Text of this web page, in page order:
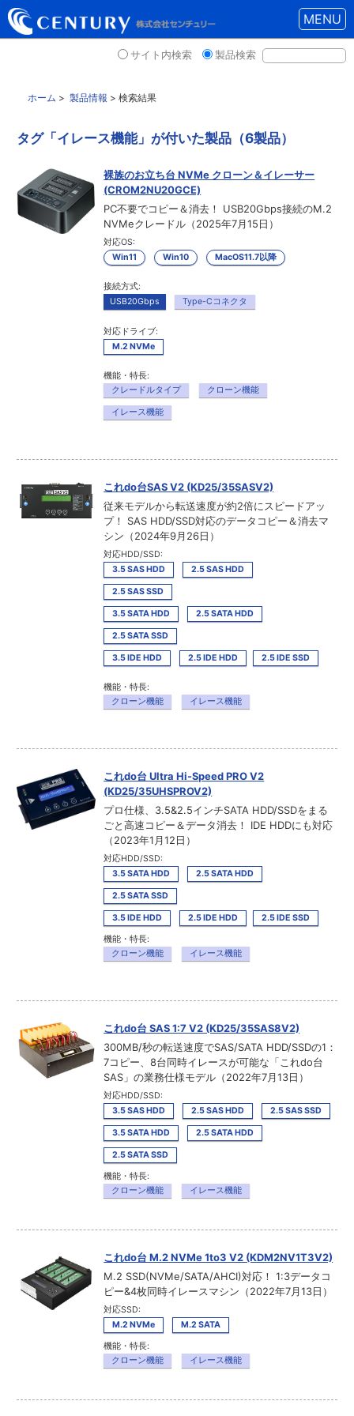
MENU
サイト内検索 製品検索
ホーム > 製品情報 > 検索結果
タグ「イレース機能」が付いた製品（6製品）
裸族のお立ち台 NVMe クローン＆イレーサー
(CROM2NU20GCE)
PC不要でコピー＆消去！ USB20Gbps接続のM.2
NVMeクレードル（2025年7月15日）
対応OS:
Win11
Win10 MacOS11.7以降
接続方式:
USB20Gbps
Type-Cコネクタ
対応ドライブ:
M.2 NVMe
機能・特長:
クレードルタイプ
クローン機能
イレース機能
これdo台SAS V2 (KD25/35SASV2)
従来モデルから転送速度が約2倍にスピードアッ
プ！ SAS HDD/SSD対応のデータコピー＆消去マ
シン（2024年9月26日）
対応HDD/SSD:
3.5 SAS HDD
2.5 SAS HDD
2.5 SAS SSD
3.5 SATA HDD 2.5 SATA HDD
2.5 SATA SSD
3.5 IDE HDD 2.5 IDE HDD 2.5 IDE SSD
機能・特長:
クローン機能
イレース機能
これdo台 Ultra Hi-Speed PRO V2
(KD25/35UHSPROV2)
プロ仕様、3.5&2.5インチSATA HDD/SSDをまる
ごと高速コピー＆データ消去！ IDE HDDにも対応
（2023年1月12日）
対応HDD/SSD:
3.5 SATA HDD
2.5 SATA HDD
2.5 SATA SSD
3.5 IDE HDD 2.5 IDE HDD 2.5 IDE SSD
機能・特長:
クローン機能
イレース機能
これdo台 SAS 1:7 V2 (KD25/35SAS8V2)
300MB/秒の転送速度でSAS/SATA HDD/SSDの1：
7コピー、8台同時イレースが可能な「これdo台
SAS」の業務仕様モデル（2022年7月13日）
対応HDD/SSD:
3.5 SAS HDD
2.5 SAS HDD 2.5 SAS SSD
3.5 SATA HDD 2.5 SATA HDD
2.5 SATA SSD
機能・特長:
クローン機能
イレース機能
これdo台 M.2 NVMe 1to3 V2 (KDM2NV1T3V2)
M.2 SSD(NVMe/SATA/AHCI)対応！ 1:3データコ
ピー&4枚同時イレースマシン（2022年7月13日）
対応SSD:
M.2 NVMe
M.2 SATA
機能・特長:
クローン機能
イレース機能